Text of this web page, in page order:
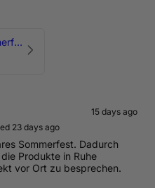
HPerformance Sommerfest 2026
15 days ago
23 days ago
Sommerfest. Dadurch
Produkte in Ruhe
vor Ort zu besprechen.